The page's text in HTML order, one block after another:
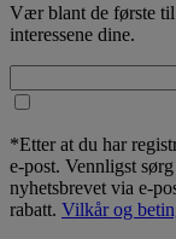
Vær blant de første til
interessene dine.
*Etter at du har
e-post. Vennligst
nyhetsbrevet via e-
rabatt. Vilkår og